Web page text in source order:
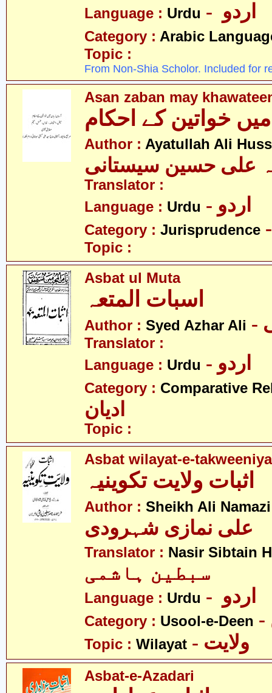
Language : Urdu
Category : Arabic
Topic :
From Non-Shia Scholor. Included for
Asan zaban may
خواتین کے احکام
Author : Ayatullah Ali
علی حسین سیستانی
Translator :
Language : Urdu - اردو
Category : Jurisprudence
Topic :
Asbat ul Muta
اسبات المتعہ
Author : Syed Azhar Ali
Translator :
Language : Urdu - اردو
Category : Comparative
ادیان
Topic :
Asbat wilayat-e-takweeniya
اثبات ولایت تکوینیہ
Author : Sheikh Ali
علی نمازی شہرودی
Translator : Nasir Sibtain
سبطین ہاشمی
Language : Urdu
Category : Usool-e-Deen
Topic : Wilayat - ولایت
Asbat-e-Azadari